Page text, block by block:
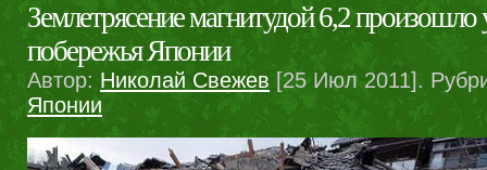
Землетрясение магнитудой 6,2 произошло
побережья Японии
Автор: Николай Свежев [25 Июл 2011].
Японии